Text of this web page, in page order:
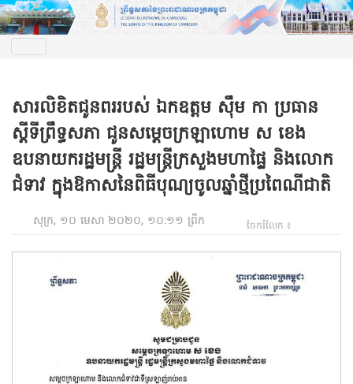
សារលិខិតជូនពររបស់ ឯកឧត្តម ស៊ឹម កា ប្រធាន
ស្តីទីព្រឹទ្ធសភា ជូនសម្តេចក្រឡាហោម ស ខេង
ឧបនាយករដ្ឋមន្រ្តី រដ្ឋមន្រ្តីក្រសួងមហាផ្ទៃ និងលោក
ជំទាវ ក្នុងឱកាសនៃពិធីបុណ្យចូលឆ្នាំថ្មីប្រពៃណីជាតិ
សុក្រ, ១០ មេសា ២០២០, ១០:១១ ព្រឹក ចែករំលែក ៖